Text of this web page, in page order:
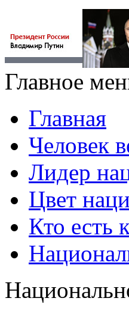
Главное
Главная
Человек
Лидер
Цвет
Кто есть